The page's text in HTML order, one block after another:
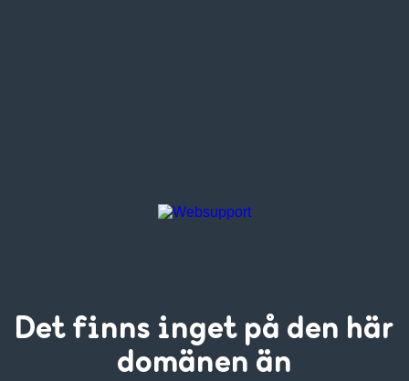
Det finns inget på den här
domänen än